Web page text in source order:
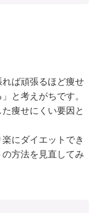
ば頑張るほど痩せ
と考えがちです。
痩せにくい要因と
にダイエットでき
方法を見直してみ